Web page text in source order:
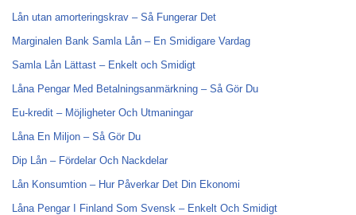
Lån utan amorteringskrav – Så Fungerar Det
Marginalen Bank Samla Lån – En Smidigare Vardag
Samla Lån Lättast – Enkelt och Smidigt
Låna Pengar Med Betalningsanmärkning – Så Gör Du
Eu-kredit – Möjligheter Och Utmaningar
Låna En Miljon – Så Gör Du
Dip Lån – Fördelar Och Nackdelar
Lån Konsumtion – Hur Påverkar Det Din Ekonomi
Låna Pengar I Finland Som Svensk – Enkelt Och Smidigt